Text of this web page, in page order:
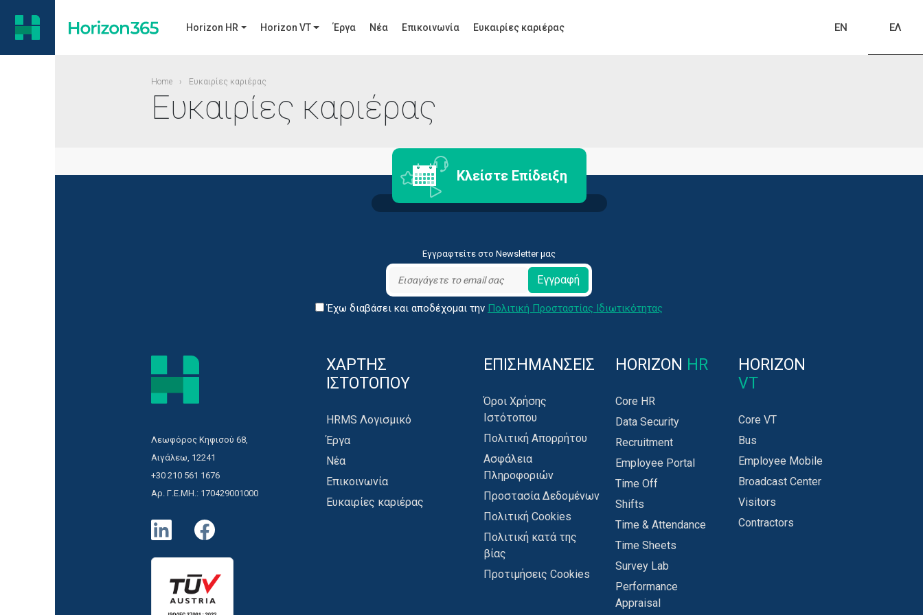
Horizon HR Horizon VT Έργα Νέα Επικοινωνία Ευκαιρίες καριέρας EN ΕΛ
Home › Ευκαιρίες καριέρας
Ευκαιρίες καριέρας
Κλείστε Επίδειξη
Εγγραφτείτε στο Newsletter μας
Εγγραφή
Έχω διαβάσει και αποδέχομαι την Πολιτική Προσταστίας Ιδιωτικότητας
Λεωφόρος Κηφισού 68,
Αιγάλεω, 12241
+30 210 561 1676
Αρ. Γ.Ε.ΜΗ.: 170429001000
ΧΑΡΤΗΣ
ΙΣΤΟΤΟΠΟΥ
HRMS Λογισμικό
Έργα
Νέα
Επικοινωνία
Ευκαιρίες καριέρας
ΕΠΙΣΗΜΑΝΣΕΙΣ
Όροι Χρήσης
Ιστότοπου
Πολιτική Απορρήτου
Ασφάλεια
Πληροφοριών
Προστασία Δεδομένων
Πολιτική Cookies
Πολιτική κατά της
βίας
Προτιμήσεις Cookies
HORIZON HR
Core HR
Data Security
Recruitment
Employee Portal
Time Off
Shifts
Time & Attendance
Time Sheets
Survey Lab
Performance
Appraisal
HORIZON
VT
Core VT
Bus
Employee Mobile
Broadcast Center
Visitors
Contractors